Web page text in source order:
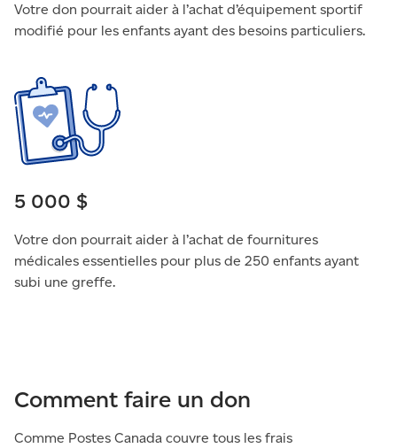
Votre don pourrait aider à l’achat d’équipement sportif
modifié pour les enfants ayant des besoins particuliers.
5 000 $
Votre don pourrait aider à l’achat de fournitures
médicales essentielles pour plus de 250 enfants ayant
subi une greffe.
Comment faire un don
Comme Postes Canada couvre tous les frais